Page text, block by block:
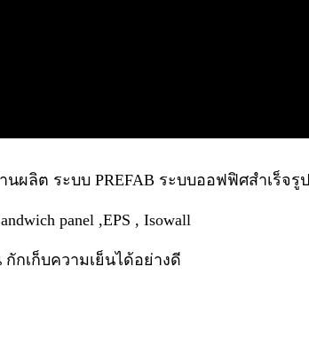
ลิต ระบบ PREFAB ระบบออฟฟิศสำเร็จรูป
panel ,EPS , Isowall
กเก็บความเย็นได้อย่างดี